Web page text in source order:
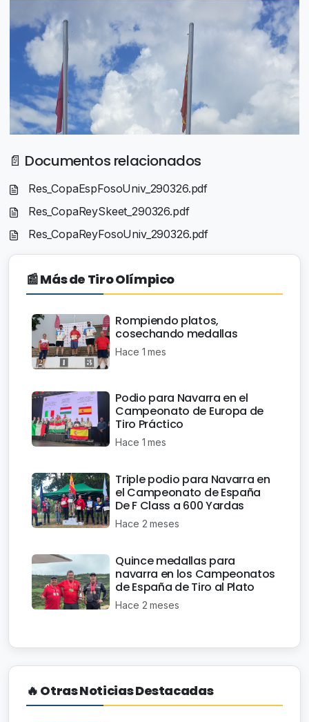
📄 Documentos relacionados
Res_CopaEspFosoUniv_290326.pdf
Res_CopaReySkeet_290326.pdf
Res_CopaReyFosoUniv_290326.pdf
📰 Más de Tiro Olímpico
Rompiendo platos,
cosechando medallas
Hace 1 mes
Podio para Navarra en el
Campeonato de Europa de
Tiro Práctico
Hace 1 mes
Triple podio para Navarra en
el Campeonato de España
De F Class a 600 Yardas
Hace 2 meses
Quince medallas para
navarra en los Campeonatos
de España de Tiro al Plato
Hace 2 meses
🔥 Otras Noticias Destacadas